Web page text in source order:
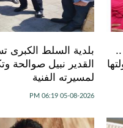
بلدية السلط الكبرى
القدير نبيل صوالحة
لمسيرته الفنية
05-08-2026 06:19 PM